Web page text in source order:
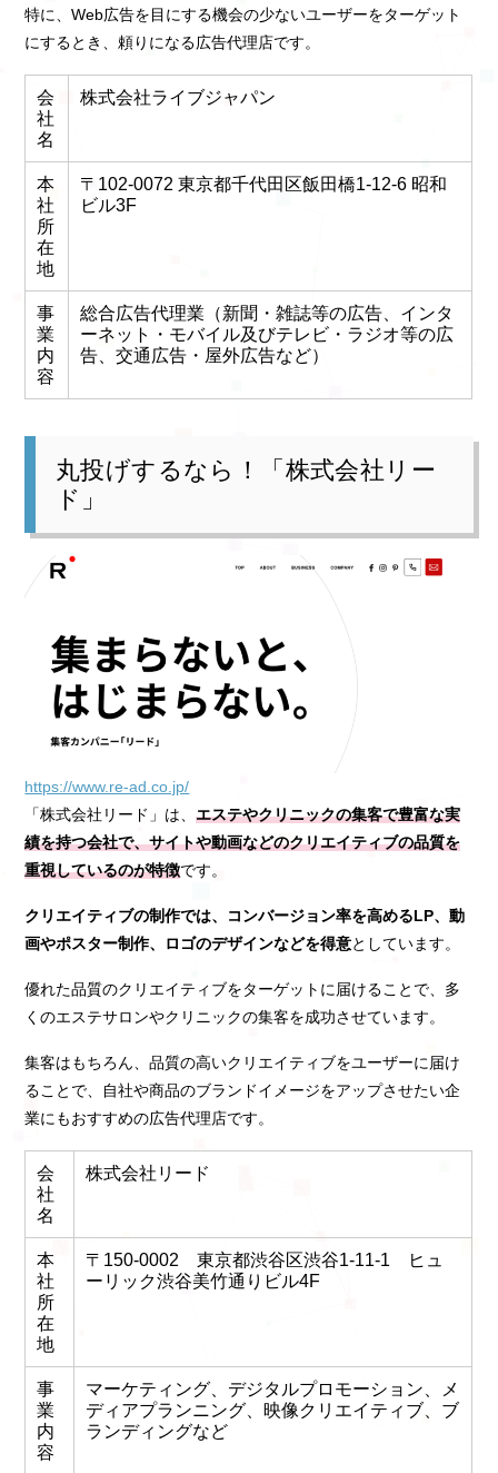
特に、Web広告を目にする機会の少ないユーザーをターゲット
にするとき、頼りになる広告代理店です。
会
社
名
株式会社ライブジャパン
本
社
所
在
地
〒102-0072 東京都千代田区飯田橋1-12-6 昭和
ビル3F
事
業
内
容
総合広告代理業（新聞・雑誌等の広告、インタ
ーネット・モバイル及びテレビ・ラジオ等の広
告、交通広告・屋外広告など）
丸投げするなら！「株式会社リー
ド」
https://www.re-ad.co.jp/
「株式会社リード」は、エステやクリニックの集客で豊富な実
績を持つ会社で、サイトや動画などのクリエイティブの品質を
重視しているのが特徴です。
クリエイティブの制作では、コンバージョン率を高めるLP、動
画やポスター制作、ロゴのデザインなどを得意としています。
優れた品質のクリエイティブをターゲットに届けることで、多
くのエステサロンやクリニックの集客を成功させています。
集客はもちろん、品質の高いクリエイティブをユーザーに届け
ることで、自社や商品のブランドイメージをアップさせたい企
業にもおすすめの広告代理店です。
会
社
名
株式会社リード
本
社
所
在
地
〒150-0002 東京都渋谷区渋谷1-11-1 ヒュ
ーリック渋谷美竹通りビル4F
事
業
内
容
マーケティング、デジタルプロモーション、メ
ディアプランニング、映像クリエイティブ、ブ
ランディングなど